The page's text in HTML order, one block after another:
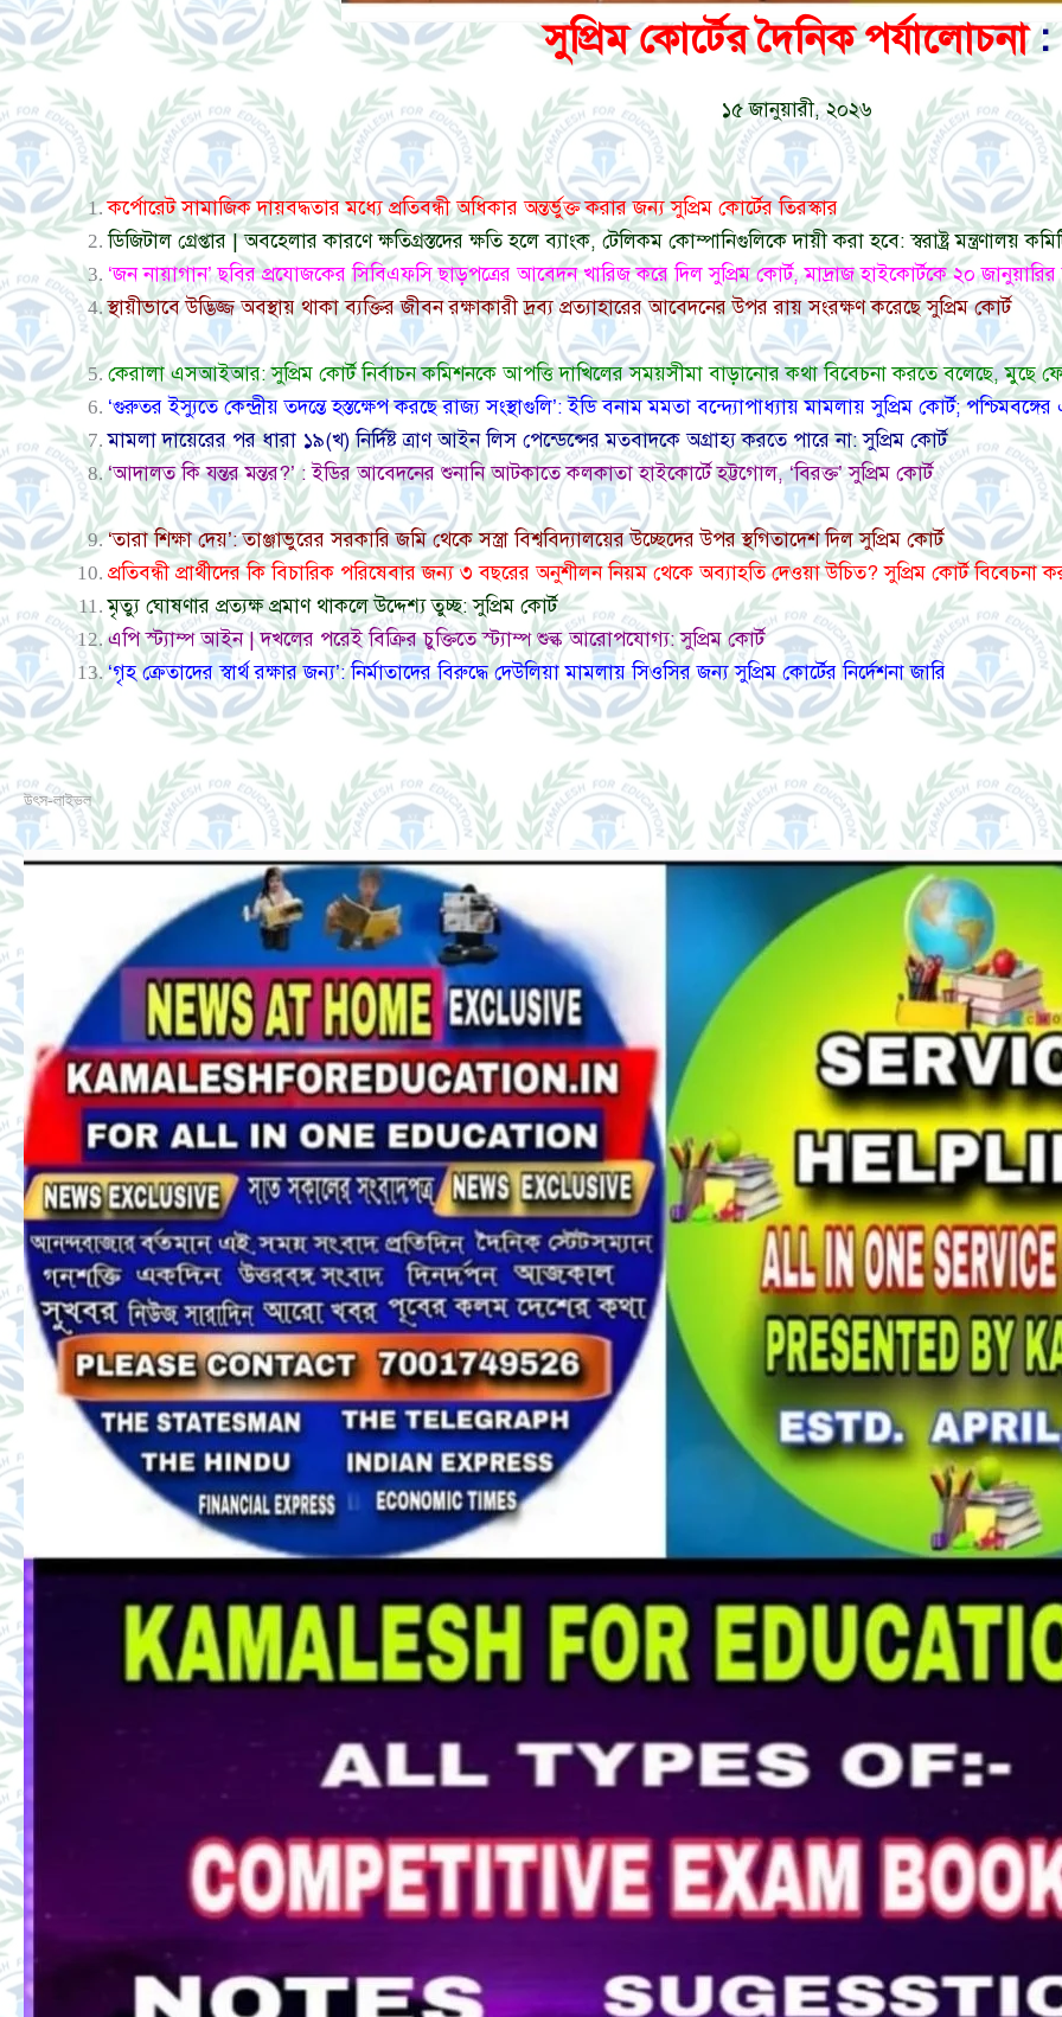
সুপ্রিম কোর্টের দৈনিক পর্যালোচনা:
১৫ জানুয়ারী, ২০২৬
কর্পোরেট সামাজিক দায়বদ্ধতার মধ্যে প্রতিবন্ধী অধিকার অন্তর্ভুক্ত করার জন্য সুপ্রিম কোর্টের তিরস্কার
ডিজিটাল গ্রেপ্তার | অবহেলার কারণে ক্ষতিগ্রস্তদের ক্ষতি হলে ব্যাংক, টেলিকম কোম্পানিগুলিকে দায়ী করা হবে: স্বরাষ্ট্র মন্ত্রণালয়
‘জন নায়াগান’ ছবির প্রযোজকের সিবিএফসি ছাড়পত্রের আবেদন খারিজ করে দিল সুপ্রিম কোর্ট, মাদ্রাজ হাইকোর্টকে ২০ জানুয়ারির
স্থায়ীভাবে উদ্ভিজ্জ অবস্থায় থাকা ব্যক্তির জীবন রক্ষাকারী দ্রব্য প্রত্যাহারের আবেদনের উপর রায় সংরক্ষণ করেছে সুপ্রিম কোর্ট
কেরালা এসআইআর: সুপ্রিম কোর্ট নির্বাচন কমিশনকে আপত্তি দাখিলের সময়সীমা বাড়ানোর কথা বিবেচনা করতে বলেছে, মুছে
‘গুরুতর ইস্যুতে কেন্দ্রীয় তদন্তে হস্তক্ষেপ করছে রাজ্য সংস্থাগুলি’: ইডি বনাম মমতা বন্দ্যোপাধ্যায় মামলায় সুপ্রিম কোর্ট;
মামলা দায়েরের পর ধারা ১৯(খ) নির্দিষ্ট ত্রাণ আইন লিস পেন্ডেন্সের মতবাদকে অগ্রাহ্য করতে পারে না: সুপ্রিম কোর্ট
‘আদালত কি যন্তর মন্তর?’ : ইডির আবেদনের শুনানি আটকাতে কলকাতা হাইকোর্টে হট্টগোল, ‘বিরক্ত’ সুপ্রিম কোর্ট
‘তারা শিক্ষা দেয়’: তাঞ্জাভুরের সরকারি জমি থেকে সস্ত্রা বিশ্ববিদ্যালয়ের উচ্ছেদের উপর স্থগিতাদেশ দিল সুপ্রিম কোর্ট
প্রতিবন্ধী প্রার্থীদের কি বিচারিক পরিষেবার জন্য ৩ বছরের অনুশীলন নিয়ম থেকে অব্যাহতি দেওয়া উচিত? সুপ্রিম কোর্ট বিবেচনা
মৃত্যু ঘোষণার প্রত্যক্ষ প্রমাণ থাকলে উদ্দেশ্য তুচ্ছ: সুপ্রিম কোর্ট
এপি স্ট্যাম্প আইন | দখলের পরেই বিক্রির চুক্তিতে স্ট্যাম্প শুল্ক আরোপযোগ্য: সুপ্রিম কোর্ট
‘গৃহ ক্রেতাদের স্বার্থ রক্ষার জন্য’: নির্মাতাদের বিরুদ্ধে দেউলিয়া মামলায় সিওসির জন্য সুপ্রিম কোর্টের নির্দেশনা জারি
উৎস-লাইভল